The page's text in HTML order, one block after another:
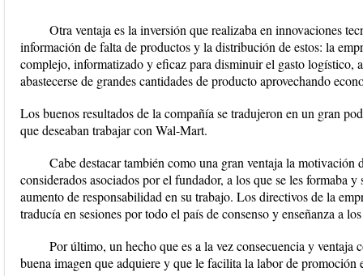
Otra ventaja es la inversión que realizaba en innovaciones
información de falta de productos y la distribución de estos: la
complejo, informatizado y eficaz para disminuir el gasto logístico,
abastecerse de grandes cantidades de producto aprovechando
Los buenos resultados de la compañía se tradujeron en un gran
que deseaban trabajar con Wal-Mart.
Cabe destacar también como una gran ventaja la motivación
considerados asociados por el fundador, a los que se les formaba
aumento de responsabilidad en su trabajo. Los directivos de la
traducía en sesiones por todo el país de consenso y enseñanza a
Por último, un hecho que es a la vez consecuencia y ventaja
buena imagen que adquiere y que le facilita la labor de promoción